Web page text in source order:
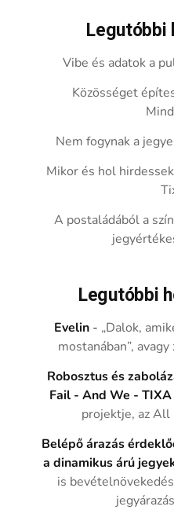
Legutóbbi
Vibe és adatok a
Közösséget
Nem fogynak a
Mikor és hol
A postaládából a
Legutóbbi
Evelin - „Dalok,
mostanában”,
Robosztus és
Fail - And We -
projektje, az
Belépő árazás
a dinamikus árú
is